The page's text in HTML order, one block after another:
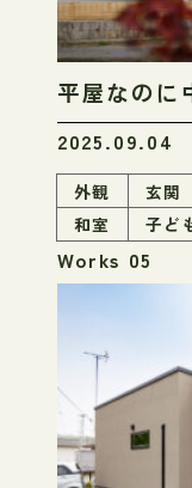
2025.09.04
平屋なのに
外観 玄関
和室
子ど
Works 05